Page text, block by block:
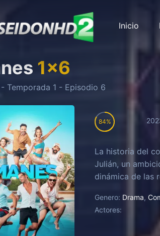
Inicio
1x6
- Temporada 1 - Episodio 6
84
La historia del
Julián, un
dinámica de las
Genero: Drama,
Actores: